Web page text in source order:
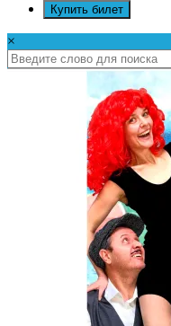
Купить билет
×